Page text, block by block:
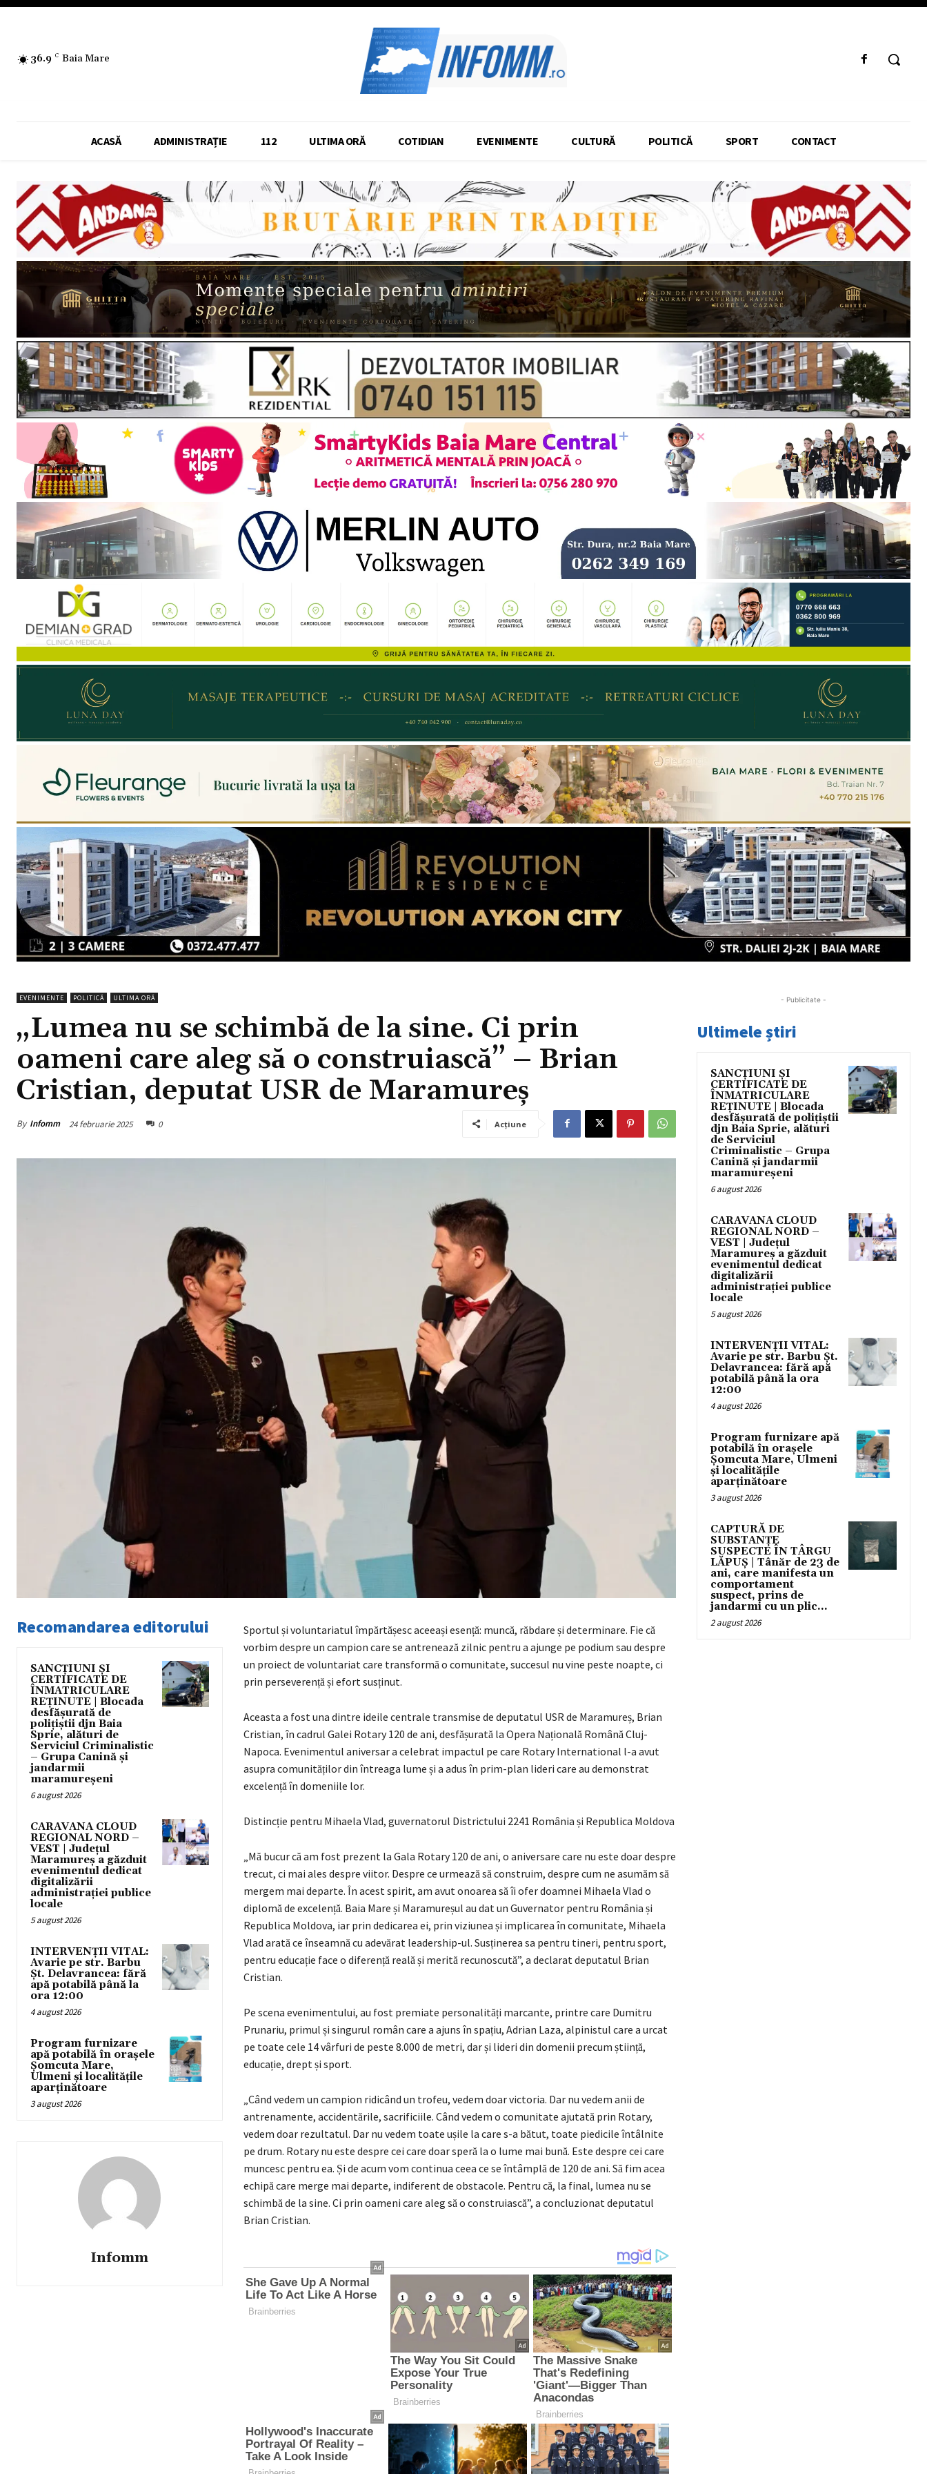
36.9 C Baia Mare
ACASĂ ADMINISTRAȚIE 112 ULTIMA ORĂ COTIDIAN EVENIMENTE CULTURĂ POLITICĂ SPORT CONTACT
EVENIMENTE POLITICĂ ULTIMA ORĂ
„Lumea nu se schimbă de la sine. Ci prin
oameni care aleg să o construiască” – Brian
Cristian, deputat USR de Maramureș
By Infomm 24 februarie 2025 0 Acțiune
Recomandarea editorului
SANCȚIUNI ȘI
CERTIFICATE DE
ÎNMATRICULARE
REȚINUTE | Blocada
desfășurată de
polițiștii djn Baia
Sprie, alături de
Serviciul Criminalistic
– Grupa Canină și
jandarmii
maramureșeni
6 august 2026
CARAVANA CLOUD
REGIONAL NORD –
VEST | Județul
Maramureș a găzduit
evenimentul dedicat
digitalizării
administrației publice
locale
5 august 2026
INTERVENȚII VITAL:
Avarie pe str. Barbu
Șt. Delavrancea: fără
apă potabilă până la
ora 12:00
4 august 2026
Program furnizare
apă potabilă în orașele
Șomcuta Mare,
Ulmeni și localitățile
aparținătoare
3 august 2026
Infomm
Sportul și voluntariatul împărtășesc aceeași esență: muncă, răbdare și determinare. Fie că
vorbim despre un campion care se antrenează zilnic pentru a ajunge pe podium sau despre
un proiect de voluntariat care transformă o comunitate, succesul nu vine peste noapte, ci
prin perseverență și efort susținut.
Aceasta a fost una dintre ideile centrale transmise de deputatul USR de Maramureș, Brian
Cristian, în cadrul Galei Rotary 120 de ani, desfășurată la Opera Națională Română Cluj-
Napoca. Evenimentul aniversar a celebrat impactul pe care Rotary International l-a avut
asupra comunităților din întreaga lume și a adus în prim-plan lideri care au demonstrat
excelență în domeniile lor.
Distincție pentru Mihaela Vlad, guvernatorul Districtului 2241 România și Republica Moldova
„Mă bucur că am fost prezent la Gala Rotary 120 de ani, o aniversare care nu este doar despre
trecut, ci mai ales despre viitor. Despre ce urmează să construim, despre cum ne asumăm să
mergem mai departe. În acest spirit, am avut onoarea să îi ofer doamnei Mihaela Vlad o
diplomă de excelență. Baia Mare și Maramureșul au dat un Guvernator pentru România și
Republica Moldova, iar prin dedicarea ei, prin viziunea și implicarea în comunitate, Mihaela
Vlad arată ce înseamnă cu adevărat leadership-ul. Susținerea sa pentru tineri, pentru sport,
pentru educație face o diferență reală și merită recunoscută”, a declarat deputatul Brian
Cristian.
Pe scena evenimentului, au fost premiate personalități marcante, printre care Dumitru
Prunariu, primul și singurul român care a ajuns în spațiu, Adrian Laza, alpinistul care a urcat
pe toate cele 14 vârfuri de peste 8.000 de metri, dar și lideri din domenii precum știință,
educație, drept și sport.
„Când vedem un campion ridicând un trofeu, vedem doar victoria. Dar nu vedem anii de
antrenamente, accidentările, sacrificiile. Când vedem o comunitate ajutată prin Rotary,
vedem doar rezultatul. Dar nu vedem toate ușile la care s-a bătut, toate piedicile întâlnite
pe drum. Rotary nu este despre cei care doar speră la o lume mai bună. Este despre cei care
muncesc pentru ea. Și de acum vom continua ceea ce se întâmplă de 120 de ani. Să fim acea
echipă care merge mai departe, indiferent de obstacole. Pentru că, la final, lumea nu se
schimbă de la sine. Ci prin oameni care aleg să o construiască”, a concluzionat deputatul
Brian Cristian.
- Publicitate -
Ultimele știri
SANCȚIUNI ȘI
CERTIFICATE DE
ÎNMATRICULARE
REȚINUTE | Blocada
desfășurată de polițiștii
djn Baia Sprie, alături
de Serviciul
Criminalistic – Grupa
Canină și jandarmii
maramureșeni
6 august 2026
CARAVANA CLOUD
REGIONAL NORD –
VEST | Județul
Maramureș a găzduit
evenimentul dedicat
digitalizării
administrației publice
locale
5 august 2026
INTERVENȚII VITAL:
Avarie pe str. Barbu Șt.
Delavrancea: fără apă
potabilă până la ora
12:00
4 august 2026
Program furnizare apă
potabilă în orașele
Șomcuta Mare, Ulmeni
și localitățile
aparținătoare
3 august 2026
CAPTURĂ DE
SUBSTANȚE
SUSPECTE ÎN TÂRGU
LĂPUȘ | Tânăr de 23 de
ani, care manifesta un
comportament
suspect, prins de
jandarmi cu un plic...
2 august 2026